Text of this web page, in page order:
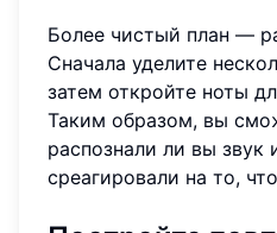
Более чистый план —
Сначала уделите
затем откройте ноты
Таким образом, вы
распознали ли вы звук
среагировали на то,